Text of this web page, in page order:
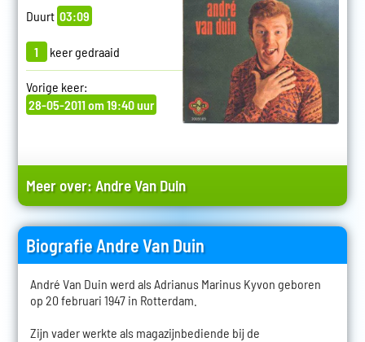
Duurt 03:09
1 keer gedraaid
Vorige keer:
28-05-2011 om 19:40 uur
Meer over:Andre Van Duin
Biografie Andre Van Duin
André Van Duin werd als Adrianus Marinus Kyvon geboren
op 20 februari 1947 in Rotterdam.
Zijn vader werkte als magazijnbediende bij de